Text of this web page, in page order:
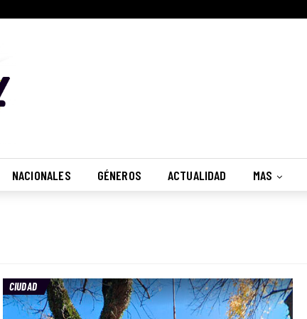
NACIONALES GÉNEROS ACTUALIDAD MAS
CIUDAD